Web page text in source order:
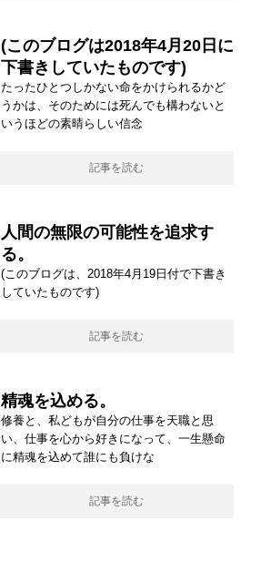
(このブログは2018年4月20日に
下書きしていたものです)
たったひとつしかない命をかけられるかど
うかは、そのためには死んでも構わないと
いうほどの素晴らしい信念
記事を読む
人間の無限の可能性を追求す
る。
(このブログは、2018年4月19日付で下書き
していたものです)
記事を読む
精魂を込める。
修養と、私どもが自分の仕事を天職と思
い、仕事を心から好きになって、一生懸命
に精魂を込めて誰にも負けな
記事を読む